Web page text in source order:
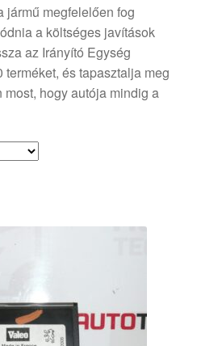
jármű megfelelően fog
a költséges javítások
az Irányító Egység
és tapasztalja meg
hogy autója mindig a